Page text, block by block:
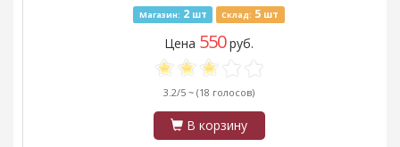
Магазин: 2шт Склад: 5 шт
Цена 550руб.
3.2/5 ~ (18 голосов)
В корзину